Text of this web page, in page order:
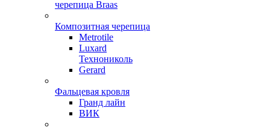
черепица Braas
Композитная черепица
Metrotile
Luxard
Технониколь
Gerard
Фальцевая кровля
Гранд лайн
ВИК